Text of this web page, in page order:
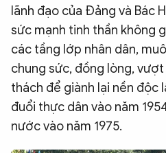
lãnh đạo của Đảng và Bác
sức mạnh tinh thần không
các tầng lớp nhân dân,
chung sức, đồng lòng,
thách để giành lại nền độc
đuổi thực dân vào năm
nước vào năm 1975.